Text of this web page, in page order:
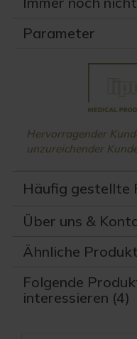
Parameter
Hervorragender
unzureichender
Häufig gestellte
Über uns &
Ähnliche
Folgende
interessieren (4)